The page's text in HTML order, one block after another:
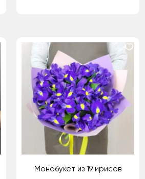
Монобукет из 19 ирисов